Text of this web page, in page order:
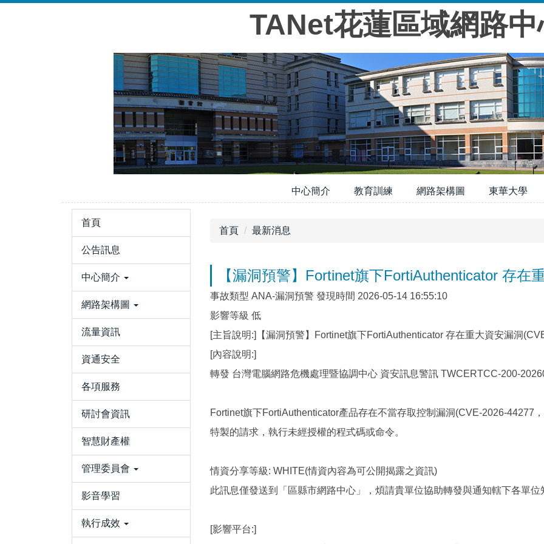
TANet花蓮區域網路中
中心簡介 教育訓練 網路架構圖 東華大學
首頁
公告訊息
中心簡介
網路架構圖
流量資訊
資通安全
各項服務
研討會資訊
智慧財產權
管理委員會
影音學習
執行成效
首頁 最新消息
【漏洞預警】Fortinet旗下FortiAuthenticator 存在
事故類型 ANA-漏洞預警 發現時間 2026-05-14 16:55:10
影響等級 低
[主旨說明:]【漏洞預警】Fortinet旗下FortiAuthenticator 存在重大資安漏洞
[內容說明:]
轉發 台灣電腦網路危機處理暨協調中心 資安訊息警訊 TWCERTCC-200-
Fortinet旗下FortiAuthenticator產品存在不當存取控制漏洞(CVE-2026-44277
特製的請求，執行未經授權的程式碼或命令。
情資分享等級: WHITE(情資內容為可公開揭露之資訊)
此訊息僅發送到「區縣市網路中心」，煩請貴單位協助轉發與通知轄下各單位
[影響平台:]